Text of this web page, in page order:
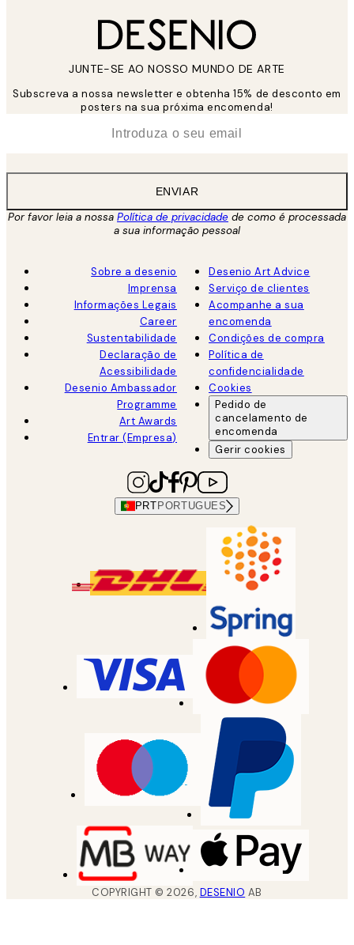
JUNTE-SE AO NOSSO MUNDO DE ARTE
Subscreva a nossa newsletter e obtenha 15% de desconto em
posters na sua próxima encomenda!
ENVIAR
Por favor leia a nossa Política de privacidade de como é processada
a sua informação pessoal
Sobre a desenio
Imprensa
Informações Legais
Career
Sustentabilidade
Declaração de
Acessibilidade
Desenio Ambassador
Programme
Art Awards
Entrar (Empresa)
Desenio Art Advice
Serviço de clientes
Acompanhe a sua
encomenda
Condições de compra
Política de
confidencialidade
Cookies
Pedido de
cancelamento de
encomenda
Gerir cookies
PRT PORTUGUES
COPYRIGHT ©2026, DESENIO AB